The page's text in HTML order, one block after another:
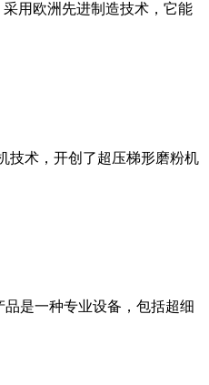
用欧洲先进制造技术，它能
技术，开创了超压梯形磨粉机
是一种专业设备，包括超细